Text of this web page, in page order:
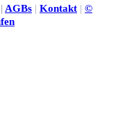
| AGBs | Kontakt | ©